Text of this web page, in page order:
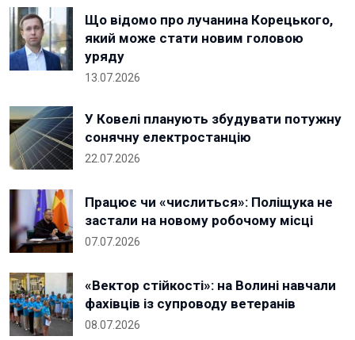
Що відомо про лучанина Корецького,
який може стати новим головою
уряду
13.07.2026
У Ковелі планують збудувати потужну
сонячну електростанцію
22.07.2026
Працює чи «числиться»: Поліщука не
застали на новому робочому місці
07.07.2026
«Вектор стійкості»: на Волині навчали
фахівців із супроводу ветеранів
08.07.2026